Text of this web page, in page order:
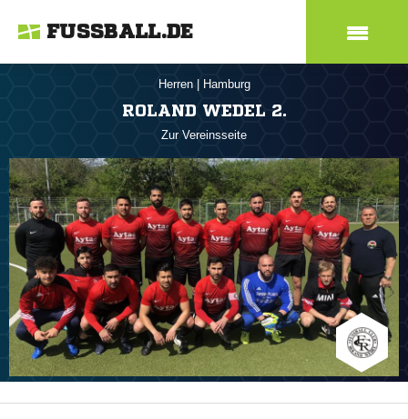
FUSSBALL.DE
Herren Hamburg
ROLAND WEDEL 2.
Zur Vereinsseite